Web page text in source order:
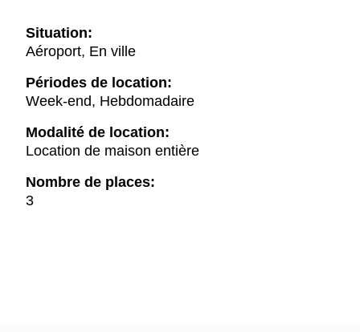
Situation:
Aéroport, En ville
Périodes de location:
Week-end, Hebdomadaire
Modalité de location:
Location de maison entière
Nombre de places:
3